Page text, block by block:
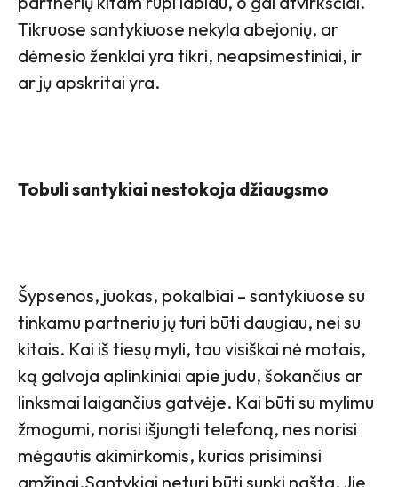
Tikruose santykiuose nekyla abejonių, ar
dėmesio ženklai yra tikri, neapsimestiniai, ir
ar jų apskritai yra.
Tobuli santykiai nestokoja džiaugsmo
Šypsenos, juokas, pokalbiai – santykiuose su
tinkamu partneriu jų turi būti daugiau, nei su
kitais. Kai iš tiesų myli, tau visiškai nė motais,
ką galvoja aplinkiniai apie judu, šokančius ar
linksmai laigančius gatvėje. Kai būti su mylimu
žmogumi, norisi išjungti telefoną, nes norisi
mėgautis akimirkomis, kurias prisiminsi
amžinai.Santykiai neturi būti sunki našta. Jie